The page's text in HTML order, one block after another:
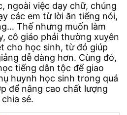
ngoài việc dạy chữ, chúng
các em từ lời ăn tiếng nói,
Thế nhưng muốn làm
cô giáo phải thường xuyên
cho học sinh, từ đó giúp
dễ dàng hơn. Cùng đó,
tiếng dân tộc để giao
huynh học sinh trong quá
để nâng cao chất lượng
sẻ.